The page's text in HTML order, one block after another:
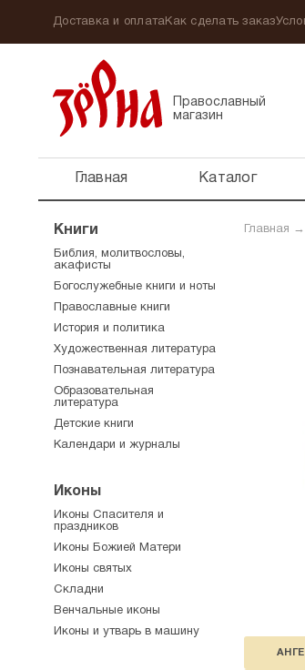
Доставка и оплатаКак сделать заказ
Православный
магазин
Главная Каталог
Главная →
Книги
Библия, молитвословы,
акафисты
Богослужебные книги и ноты
Православные книги
История и политика
Художественная литература
Познавательная литература
Образовательная
литература
Детские книги
Календари и журналы
Иконы
Иконы Спасителя и
праздников
Иконы Божией Матери
Иконы святых
Складни
Венчальные иконы
Иконы и утварь в машину